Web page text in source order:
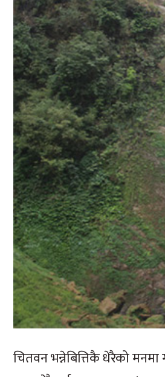
चितवन भन्नेबित्तिकै धेरैको